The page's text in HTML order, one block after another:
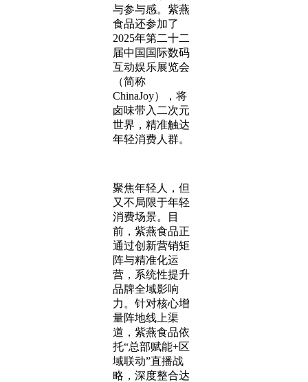
与参与感。紫燕
食品还参加了
2025年第二十二
届中国国际数码
互动娱乐展览会
（简称
ChinaJoy），将
卤味带入二次元
世界，精准触达
年轻消费人群。
聚焦年轻人，但
又不局限于年轻
消费场景。目
前，紫燕食品正
通过创新营销矩
阵与精准化运
营，系统性提升
品牌全域影响
力。针对核心增
量阵地线上渠
道，紫燕食品依
托“总部赋能+区
域联动”直播战
略，深度整合达